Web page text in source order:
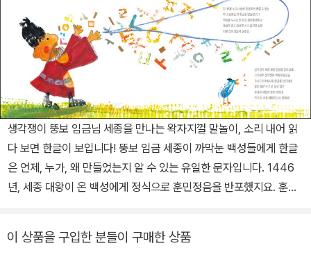
생각쟁이 뚱보 임금님 세종을 만나는 왁자지껄 말놀이, 소리 내어 읽
다 보면 한글이 보입니다! 뚱보 임금 세종이 까막눈 백성들에게 한글
은 언제, 누가, 왜 만들었는지 알 수 있는 유일한 문자입니다. 1446
년, 세종 대왕이 온 백성에게 정식으로 훈민정음을 반포했지요. 훈민
는 선물이었습니다. 지혜로운 사람은 아침나절이 되기 전에 이해하
이 상품을 구입한 분들이 구매한 상품